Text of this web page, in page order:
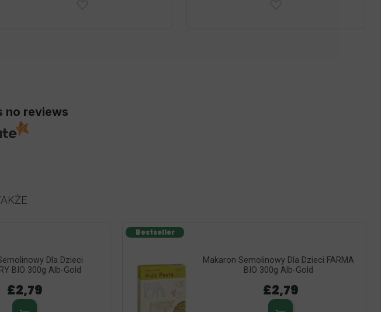
no reviews
Dla Dzieci
BIO 300g Alb-Gold
£2,79
Makaron Semolinowy Dla Dzieci FARMA
BIO 300g Alb-Gold
£2,79
Bestseller